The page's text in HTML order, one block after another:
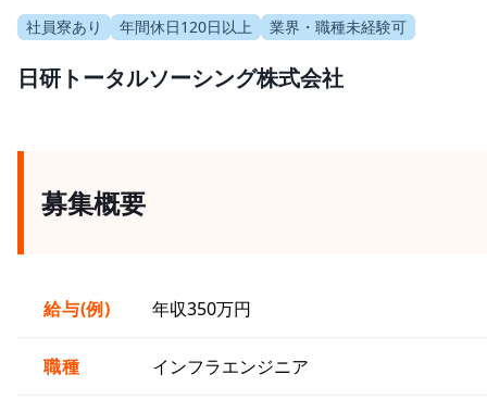
社員寮あり 年間休日120日以上 業界・職種未経験可
日研トータルソーシング株式会社
募集概要
給与(例) 年収350万円
職種 インフラエンジニア